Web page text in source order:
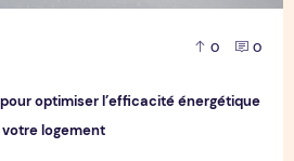
0 0
optimiser l’efficacité énergétique
logement